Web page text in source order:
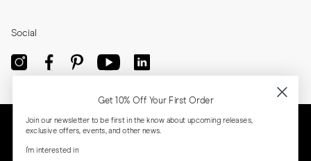
Social
Get 10% Off Your First Order
Join our newsletter to be first in the know about upcoming releases,
exclusive offers, events, and other news.
I'm interested in